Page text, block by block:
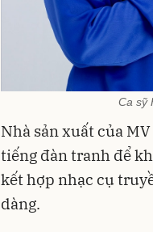
Ca sỹ
Nhà sản xuất của
tiếng đàn tranh để
kết hợp nhạc cụ
dàng.